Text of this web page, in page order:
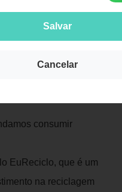
Salvar
Cancelar
consumir
EuReciclo, que é um
na reciclagem